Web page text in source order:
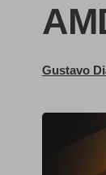
Gustavo